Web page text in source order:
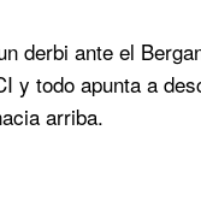
derbi ante el
y todo apunta a
arriba.